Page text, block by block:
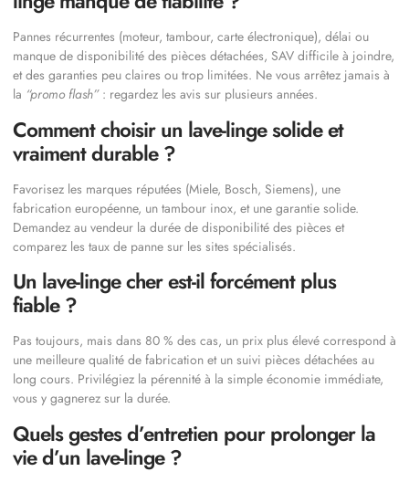
Pannes récurrentes (moteur, tambour, carte électronique), délai ou
manque de disponibilité des pièces détachées, SAV difficile à joindre,
et des garanties peu claires ou trop limitées. Ne vous arrêtez jamais à
la “promo flash”: regardez les avis sur plusieurs années.
Comment choisir un lave-linge solide et
vraiment durable ?
Favorisez les marques réputées (Miele, Bosch, Siemens), une
fabrication européenne, un tambour inox, et une garantie solide.
Demandez au vendeur la durée de disponibilité des pièces et
comparez les taux de panne sur les sites spécialisés.
Un lave-linge cher est-il forcément plus
fiable ?
Pas toujours, mais dans 80 % des cas, un prix plus élevé correspond à
une meilleure qualité de fabrication et un suivi pièces détachées au
long cours. Privilégiez la pérennité à la simple économie immédiate,
vous y gagnerez sur la durée.
Quels gestes d’entretien pour prolonger la
vie d’un lave-linge ?